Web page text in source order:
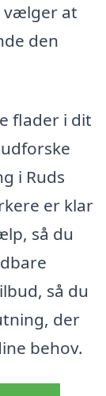
vælger at
den
flader i dit
i Ruds
er klar
så du
så du
der
behov.